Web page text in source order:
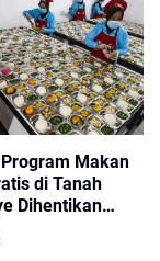
Makan
di Tanah
Dihentikan
Terkendala